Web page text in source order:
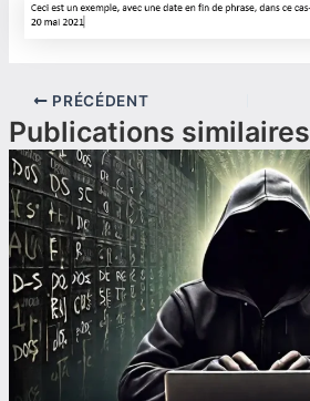
PRÉCÉDENT
Publications similaires